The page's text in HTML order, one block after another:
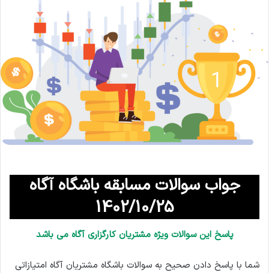
جواب سوالات مسابقه باشگاه آگاه
1402/10/25
پاسخ این سوالات ویژه مشتریان کارگزاری آگاه می باشد
شما با پاسخ دادن صحیح به سوالات باشگاه مشتریان آگاه امتیازاتی